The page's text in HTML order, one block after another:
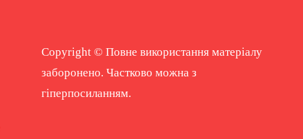
Copyright © Повне використання матеріалу
заборонено. Частково можна з
гіперпосиланням.